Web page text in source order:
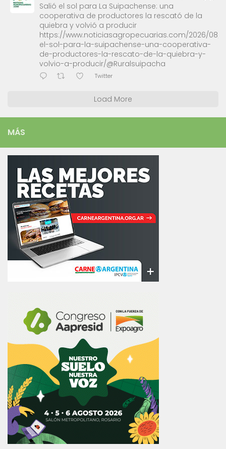
Salió el sol para La Suipachense: una
cooperativa de productores la rescató de la
quiebra y volvió a producir
https://www.noticiasagropecuarias.com/2026/08/
el-sol-para-la-suipachense-una-cooperativa-
de-productores-la-rescato-de-la-quiebra-y-
volvio-a-producir/@Ruralsuipacha
Twitter
Load More
MÁS